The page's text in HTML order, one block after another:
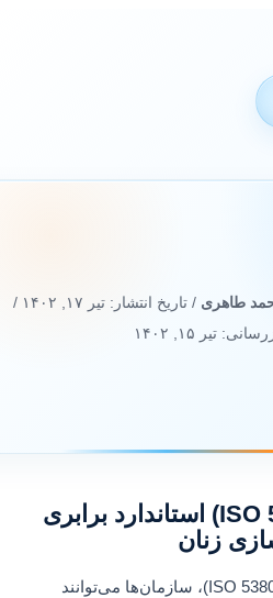
طاهری/ تاریخ انتشار: تیر ۱۷, ۱۴۰۲
/
تیر ۱۵, ۱۴۰۲
ایزو ۵۳۸۰۰ (ISO 53800) استاندارد برابری
زنان
با استفاده از ایزو ۵۳۸۰۰ (ISO 53800)، سازمان‌ها می‌توانند